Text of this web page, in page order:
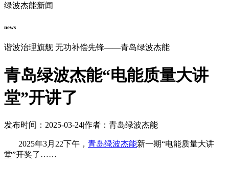
绿波杰能新闻
news
谐波治理旗舰 无功补偿先锋——青岛绿波杰能
青岛绿波杰能“电能质量大讲
堂”开讲了
发布时间：2025-03-24|作者：青岛绿波杰能
2025年3月22下午， 青岛绿波杰能新一期“电能质量大讲
堂”开奖了……